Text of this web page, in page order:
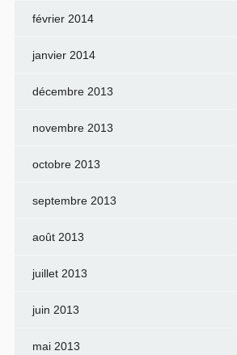
février 2014
janvier 2014
décembre 2013
novembre 2013
octobre 2013
septembre 2013
août 2013
juillet 2013
juin 2013
mai 2013